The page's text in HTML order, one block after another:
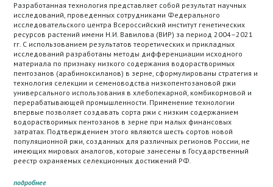
Разработанная технология представляет собой результат научных
исследований, проведенных сотрудниками Федерального
исследовательского центра Всероссийский институт генетических
ресурсов растений имени Н.И. Вавилова (ВИР) за период 2004–2021
гг. С использованием результатов теоретических и прикладных
исследований разработаны методы дифференциации исходного
материала по признаку низкого содержания водорастворимых
пентозанов (арабиноксиланов) в зерне, сформулированы стратегия и
технология селекции и семеноводства низкопентозановой ржи
универсального использования в хлебопекарной, комбикормовой и
перерабатывающей промышленности. Применение технологии
впервые позволяет создавать сорта ржи с низким содержанием
водорастворимых пентозанов в зерне при малых финансовых
затратах. Подтверждением этого являются шесть сортов новой
популяционной ржи, созданных для различных регионов России, не
имеющих мировых аналогов, которые занесены в Государственный
реестр охраняемых селекционных достижений РФ.
подробнее